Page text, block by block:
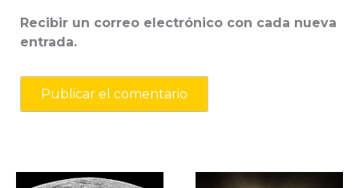
Recibir un correo electrónico con cada nueva
entrada.